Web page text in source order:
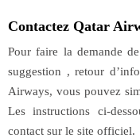
Contactez Qatar
Pour faire la demande
suggestion , retour
Airways, vous pouvez
Les instructions ci-
contact sur le site officiel.